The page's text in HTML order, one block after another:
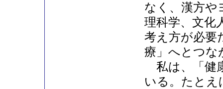
なく、漢方や
理科学、文化
考え方が必要
療」へとつな
私は、「健
いる。たとえ